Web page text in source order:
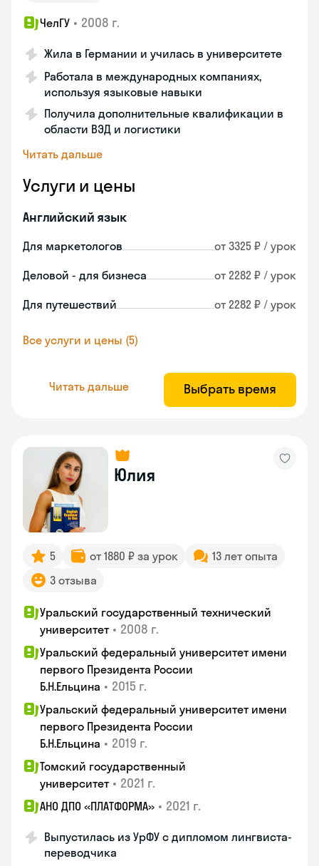
ЧелГУ • 2008 г.
Жила в Германии и училась в университете
Работала в международных компаниях,
используя языковые навыки
Получила дополнительные квалификации в
области ВЭД и логистики
Читать дальше
Услуги и цены
Английский язык
Для маркетологов от 3325 ₽ / урок
Деловой - для бизнеса от 2282 ₽ / урок
Для путешествий от 2282 ₽ / урок
Все услуги и цены (5)
Читать дальше Выбрать время
Юлия
5 от 1880 ₽ за урок
13 лет опыта
3 отзыва
Уральский государственный технический
университет • 2008 г.
Уральский федеральный университет имени
первого Президента России
Б.Н.Ельцина • 2015 г.
Уральский федеральный университет имени
первого Президента России
Б.Н.Ельцина • 2019 г.
Томский государственный
университет • 2021 г.
АНО ДПО «ПЛАТФОРМА» • 2021 г.
Выпустилась из УрФУ с дипломом лингвиста-
переводчика